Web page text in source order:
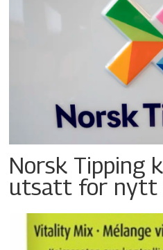
Norsk Tipping
utsatt for nytt